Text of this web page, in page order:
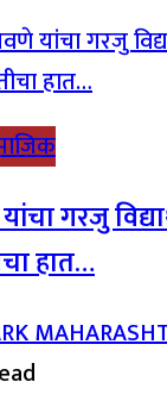
गरजु
हात…